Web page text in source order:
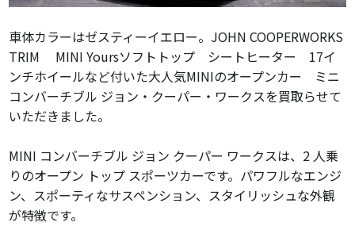
車体カラーはゼスティーイエロー。JOHN COOPERWORKS
TRIM MINI Yoursソフトトップ シートヒーター 17イ
ンチホイールなど付いた大人気MINIのオープンカー ミニ
コンバーチブル ジョン・クーパー・ワークスを買取らせて
いただきました。
MINI コンバーチブル ジョン クーパー ワークスは、2 人乗
りのオープン トップ スポーツカーです。パワフルなエンジ
ン、スポーティなサスペンション、スタイリッシュな外観
が特徴です。